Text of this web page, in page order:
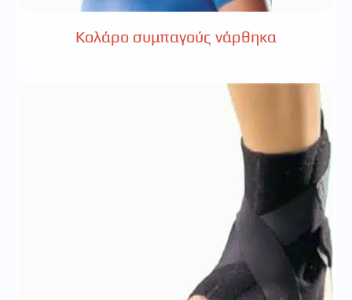
Κολάρο συμπαγούς νάρθηκα